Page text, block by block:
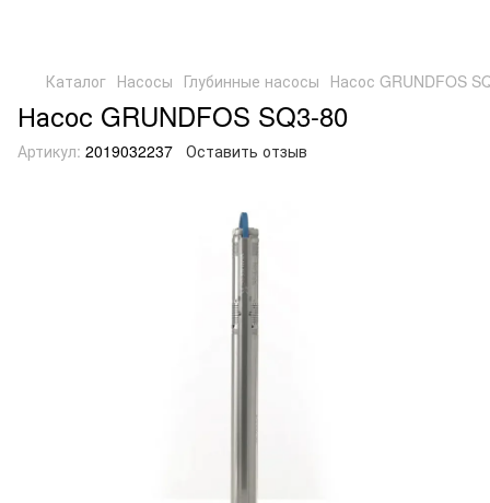
Каталог Насосы Глубинные насосы Насос GRUNDFOS
Насос GRUNDFOS SQ3-80
Артикул: 2019032237 Оставить отзыв